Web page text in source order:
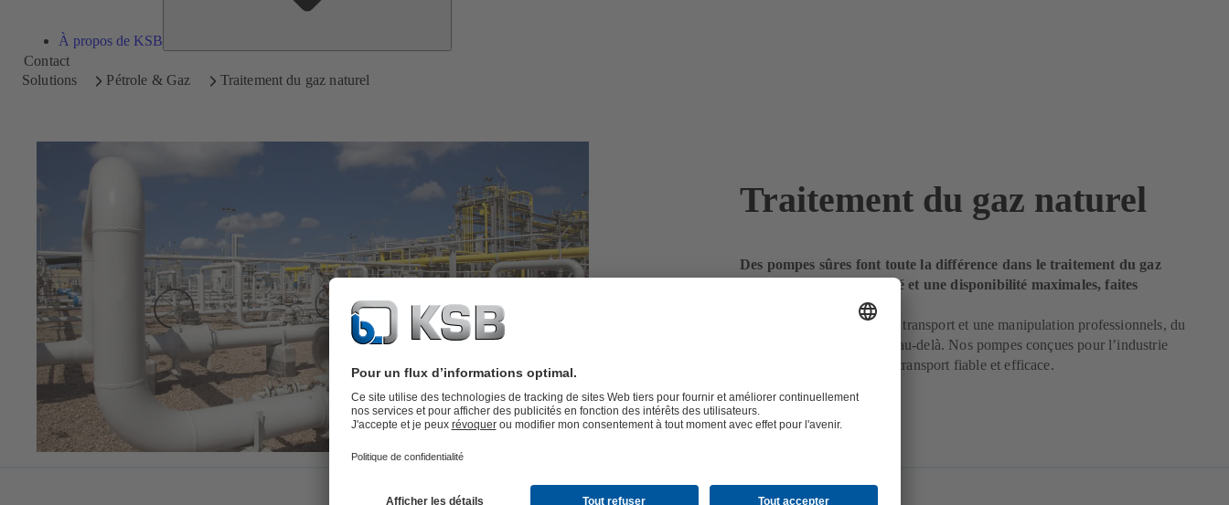
À propos de KSB
Contact
Solutions
Pétrole & Gaz Traitement du gaz naturel
Traitement du gaz naturel
Des pompes sûres font toute la différence dans le traitement du gaz
naturel. Pour une sécurité et une disponibilité maximales, faites
Le gaz naturel nécessite un transport et une manipulation professionnels, du
puits à votre installation et au-delà. Nos pompes conçues pour l’industrie
pétrochimique assurent un transport fiable et efficace.